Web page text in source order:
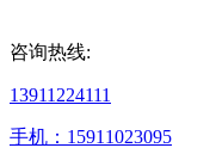
咨询热线:
13911224111
手机：15911023095